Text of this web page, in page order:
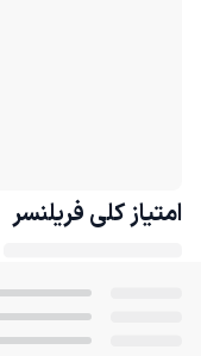
امتیاز کلی فریلنسر